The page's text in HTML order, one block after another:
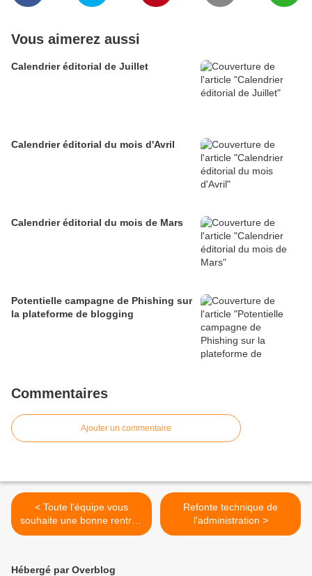
Vous aimerez aussi
Calendrier éditorial de Juillet
Calendrier éditorial du mois d'Avril
Calendrier éditorial du mois de Mars
Potentielle campagne de Phishing sur
la plateforme de blogging
Commentaires
Ajouter un commentaire
< Toute l'équipe vous
souhaite une bonne rentrée
!...
Refonte technique de
l'administration >
Hébergé par Overblog